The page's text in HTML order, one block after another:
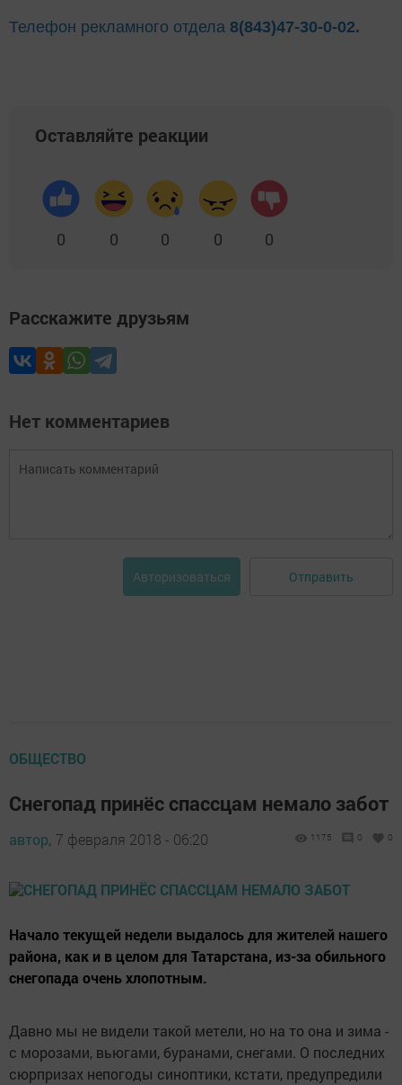
Телефон рекламного отдела 8(843)47-30-0-02.
Оставляйте реакции
0 0 0 0 0
Расскажите друзьям
Нет комментариев
Авторизоваться Отправить
ОБЩЕСТВО
Снегопад принёс спассцам немало забот
автор, 7 февраля 2018 - 06:20 1175 0 0
Начало текущей недели выдалось для жителей нашего
района, как и в целом для Татарстана, из-за обильного
снегопада очень хлопотным.
Давно мы не видели такой метели, но на то она и зима -
с морозами, вьюгами, буранами, снегами. О последних
сюрпризах непогоды синоптики, кстати, предупредили